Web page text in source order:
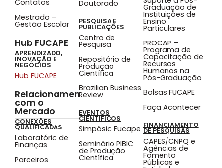
Contatos
Mestrado –
Gestão Escolar
Hub FUCAPE
APRENDIZADO,
INOVAÇÃO E
NEGÓCIOS
Hub FUCAPE
Relacionamento
com o
Mercado
CONEXÕES
QUALIFICADAS
Laboratório de
Finanças
Parceiros
Doutorado
PESQUISA E
PUBLICAÇÕES
Centro de
Pesquisa
Repositório de
Produção
Científica
Brazilian Business
Review
EVENTOS
CIENTÍFICOS
Simpósio Fucape
Seminário PIBIC
de Produção
Científica
Graduação de
Instituições de
Ensino
Particulares
PROCAP –
Programa de
Capacitação de
Recursos
Humanos na
Pós-Graduação
Bolsas FUCAPE
Faça Acontecer
FINANCIAMENTO
DE PESQUISAS
CAPES/CNPQ e
Agências de
Fomento
Públicas e